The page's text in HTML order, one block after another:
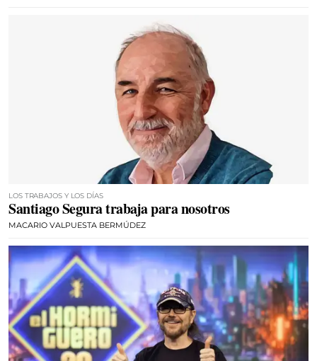
LOS TRABAJOS Y LOS DÍAS
Santiago Segura trabaja para nosotros
MACARIO VALPUESTA BERMÚDEZ